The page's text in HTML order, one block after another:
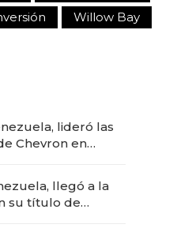
Willow Bay
lideró las
Chevron en
llegó a la
su título de